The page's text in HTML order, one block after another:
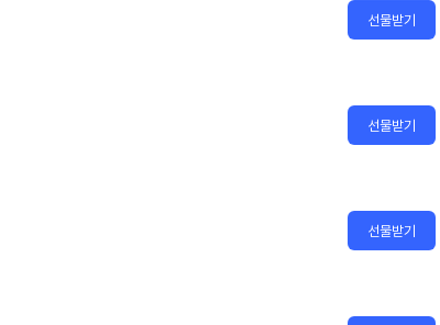
선물받기
선물받기
선물받기